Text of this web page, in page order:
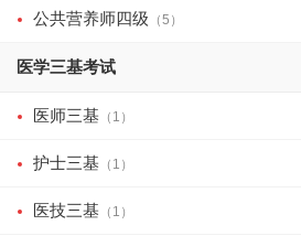
公共营养师四级 （5）
医学三基考试
医师三基 （1）
护士三基 （1）
医技三基 （1）